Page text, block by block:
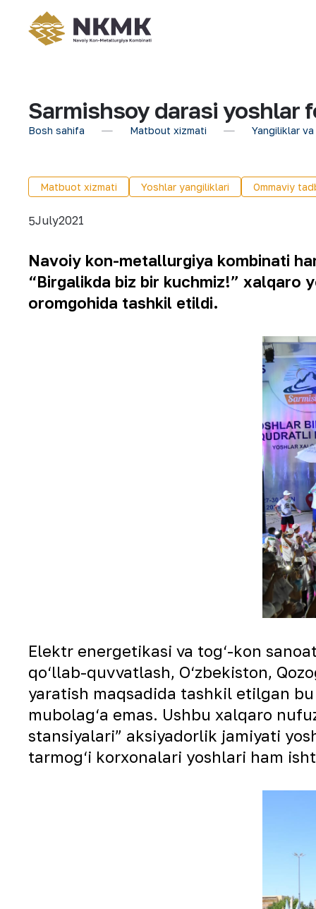
Sarmishsoy darasi yoshlar
Bosh sahifa Matbout xizmati Yangiliklar
Matbuot xizmati Yoshlar yangiliklari Ommaviy
5July2021
Navoiy kon-metallurgiya kombinati
“Birgalikda biz bir kuchmiz!” xalqaro
oromgohida tashkil etildi.
Elektr energetikasi va tog‘-kon
qo‘llab-quvvatlash, O‘zbekiston,
yaratish maqsadida tashkil etilgan
mubolag‘a emas. Ushbu xalqaro
stansiyalari” aksiyadorlik jamiyati
tarmog‘i korxonalari yoshlari ham